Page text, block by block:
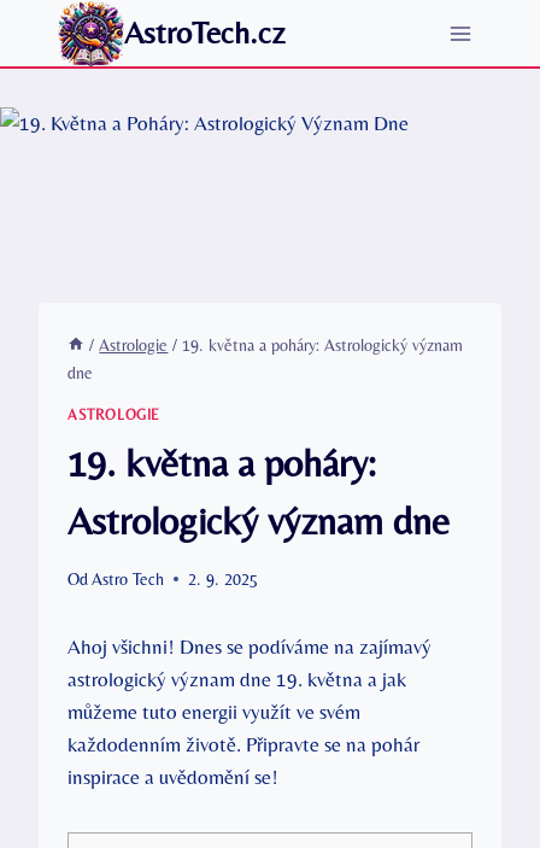
Přeskočit
AstroTech.cz
/ Astrologie / 19. května a poháry: Astrologický význam
dne
ASTROLOGIE
19. května a poháry:
Astrologický význam dne
Od Astro Tech 2. 9. 2025
Ahoj všichni! Dnes se podíváme na zajímavý
astrologický ⁢význam dne ⁣19. května a jak
můžeme tuto energii využít‌ ve svém
každodenním životě. ‌Připravte se na ⁣pohár
inspirace a uvědomění se!